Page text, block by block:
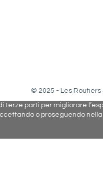
© 2025 - Les Routiers
terze parti per migliorare
o proseguendo